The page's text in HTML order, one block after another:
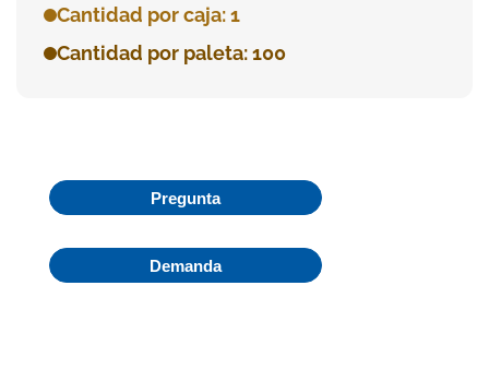
Cantidad por caja: 1
Cantidad por paleta: 100
Pregunta
Demanda